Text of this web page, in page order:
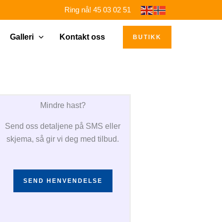
Ring nå! 45 03 02 51
Galleri Kontakt oss BUTIKK
Mindre hast?
Send oss detaljene på SMS eller
skjema, så gir vi deg med tilbud.
SEND HENVENDELSE